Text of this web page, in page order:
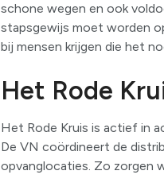
schone wegen en ook
stapsgewijs moet worden
bij mensen krijgen die het
Het Rode
Het Rode Kruis is actief in
De VN coördineert de
opvanglocaties. Zo zorgen